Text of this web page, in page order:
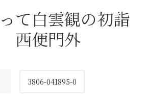
て白雲観の初詣
西便門外
3806-041895-0